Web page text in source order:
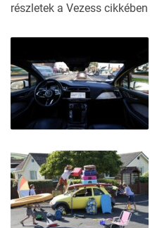
részletek a Vezess cikkében